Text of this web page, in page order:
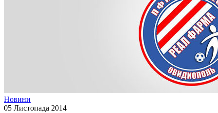
Новини
05 Листопада 2014